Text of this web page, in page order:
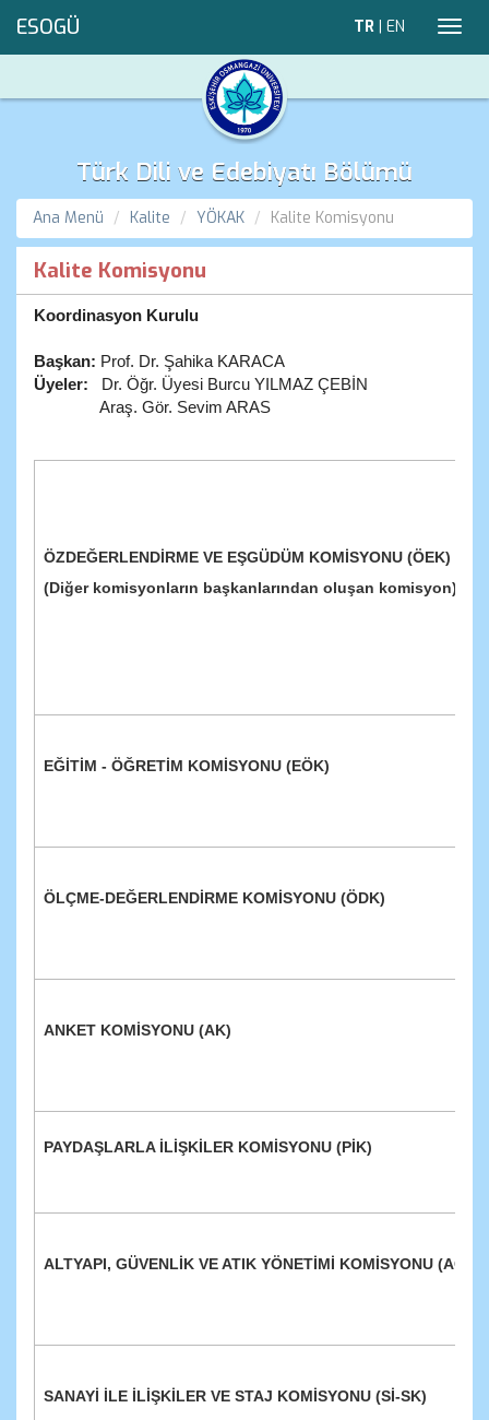
ESOGÜ TR | EN
Türk Dili ve Edebiyatı Bölümü
Ana Menü Kalite YÖKAK Kalite Komisyonu
Kalite Komisyonu
Koordinasyon Kurulu
Başkan: Prof. Dr. Şahika KARACA
Üyeler: Dr. Öğr. Üyesi Burcu YILMAZ ÇEBİN
Araş. Gör. Sevim ARAS
ÖZDEĞERLENDİRME VE EŞGÜDÜM KOMİSYONU (ÖEK)
(Diğer komisyonların başkanlarından oluşan komisyon)
EĞİTİM - ÖĞRETİM KOMİSYONU (EÖK)
ÖLÇME-DEĞERLENDİRME KOMİSYONU (ÖDK)
ANKET KOMİSYONU (AK)
PAYDAŞLARLA İLİŞKİLER KOMİSYONU (PİK)
ALTYAPI, GÜVENLİK VE ATIK YÖNETİMİ KOMİSYONU
SANAYİ İLE İLİŞKİLER VE STAJ KOMİSYONU (Sİ-SK)